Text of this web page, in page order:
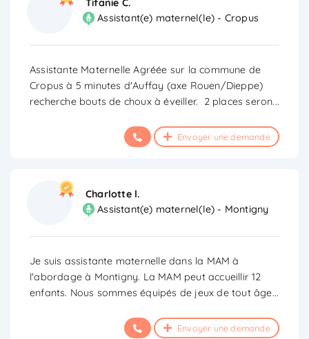
Assistant(e) maternel(le) - Cropus
Assistante Maternelle Agréée sur la commune de
Cropus à 5 minutes d'Auffay (axe Rouen/Dieppe)
recherche bouts de choux à éveiller. 2 places seron...
Envoyer une demande
Charlotte l.
Assistant(e) maternel(le) - Montigny
Je suis assistante maternelle dans la MAM à
l'abordage à Montigny. La MAM peut accueillir 12
enfants. Nous sommes équipés de jeux de tout âge...
Envoyer une demande